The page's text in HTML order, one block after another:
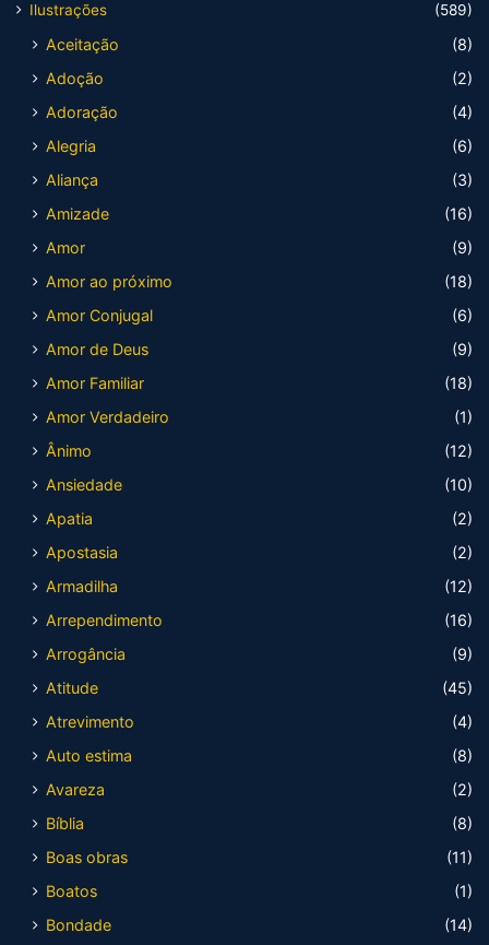
Ilustrações
(589)
Aceitação
(8)
Adoção
(2)
Adoração
(4)
Alegria
(6)
Aliança
(3)
Amizade
(16)
Amor
(9)
Amor ao próximo
(18)
Amor Conjugal
(6)
Amor de Deus
(9)
Amor Familiar
(18)
Amor Verdadeiro
(1)
Ânimo
(12)
Ansiedade
(10)
Apatia
(2)
Apostasia
(2)
Armadilha
(12)
Arrependimento
(16)
Arrogância
(9)
Atitude
(45)
Atrevimento
(4)
Auto estima
(8)
Avareza
(2)
Bíblia
(8)
Boas obras
(11)
Boatos
(1)
Bondade
(14)